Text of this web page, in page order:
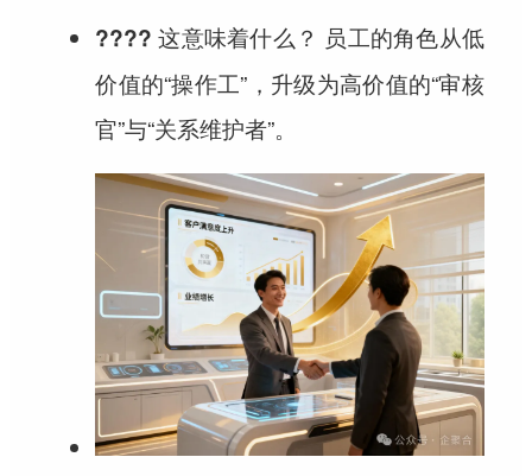
???? 这意味着什么？ 员工的角色从低
价值的“操作工”，升级为高价值的“审核
官”与“关系维护者”。